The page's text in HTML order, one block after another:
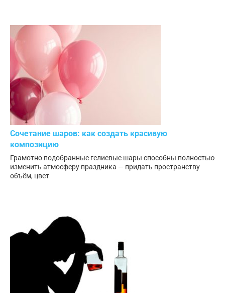
Сочетание шаров: как создать красивую
композицию
Грамотно подобранные гелиевые шары способны полностью
изменить атмосферу праздника — придать пространству
объём, цвет